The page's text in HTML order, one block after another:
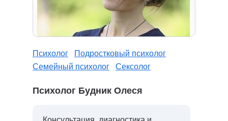
Психолог
Подростковый психолог
Семейный психолог
Сексолог
Психолог Будник Олеся